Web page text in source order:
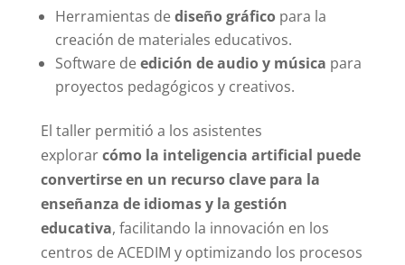
Herramientas dediseño gráficopara la
creación de materiales educativos.
Software deedición de audio y música para
proyectos pedagógicos y creativos.
El taller permitió a los asistentes
explorarcómo la inteligencia artificial puede
convertirse en un recurso clave para la
enseñanza de idiomas y la gestión
educativa, facilitando la innovación en los
centros de ACEDIM y optimizando los procesos